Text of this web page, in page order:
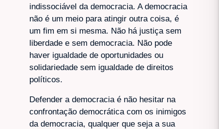
indissociável da democracia. A democracia
não é um meio para atingir outra coisa, é
um fim em si mesma. Não há justiça sem
liberdade e sem democracia. Não pode
haver igualdade de oportunidades ou
solidariedade sem igualdade de direitos
políticos.
Defender a democracia é não hesitar na
confrontação democrática com os inimigos
da democracia, qualquer que seja a sua